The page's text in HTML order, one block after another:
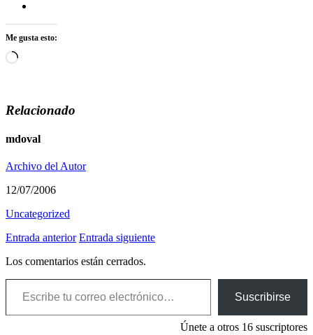
Me gusta esto:
Cargando...
Relacionado
mdoval
Archivo del Autor
12/07/2006
Uncategorized
Entrada anterior Entrada siguiente
Los comentarios están cerrados.
Escribe tu correo electrónico…
Suscribirse
Únete a otros 16 suscriptores